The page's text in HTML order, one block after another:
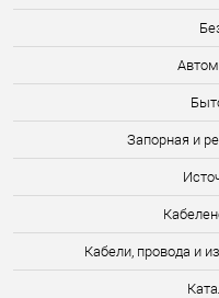
Запорная и
Кабели, провода и